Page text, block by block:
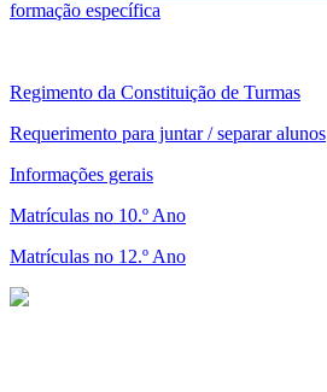
formação específica
Regimento da Constituição de Turmas
Requerimento para juntar / separar alunos
Informações gerais
Matrículas no 10.º Ano
Matrículas no 12.º Ano